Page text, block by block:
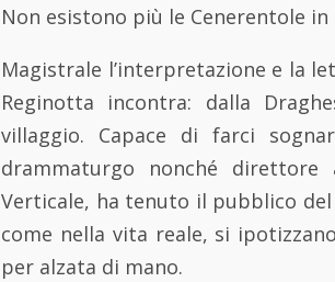
Non esistono più le Cenerentole
Magistrale l’interpretazione e la
Reginotta incontra: dalla
villaggio. Capace di farci
drammaturgo nonché direttore
Verticale, ha tenuto il pubblico
come nella vita reale, si
per alzata di mano.